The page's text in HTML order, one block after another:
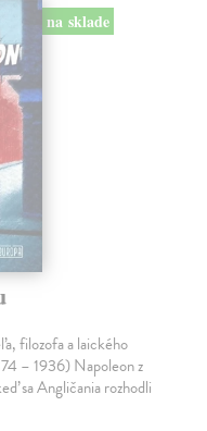
na sklade
filozofa a laického
– 1936) Napoleon z
sa Angličania rozhodli